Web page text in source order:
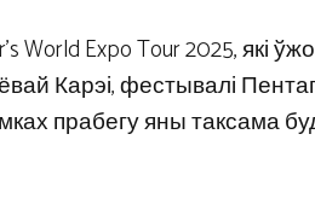
Expo Tour 2025, які
Карэі, фестывалі
прабегу яны таксама